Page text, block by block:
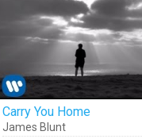
Carry You Home
James Blunt